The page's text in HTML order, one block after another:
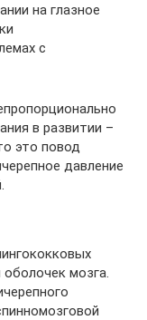
на глазное
с
в развитии –
это повод
давление
мозга.